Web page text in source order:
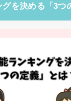
を決める「3つ